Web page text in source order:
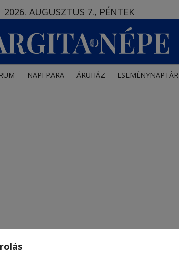
2026. AUGUSZTUS 7., PÉNTEK
NAPI PARA ÁRUHÁZ ESEMÉNYNAPTÁR